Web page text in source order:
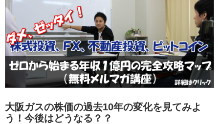
大阪ガスの株価の過去10年の変化を見てみよ
う！今後はどうなる？？